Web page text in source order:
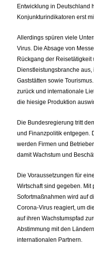
Entwicklung in Deutschland
Konjunkturindikatoren erst
Allerdings spüren viele
Virus. Die Absage von
Rückgang der Reisetätigkeit
Dienstleistungsbranche
Gaststätten sowie
zurück und internationale
die hiesige Produktion
Die Bundesregierung tritt
und Finanzpolitik entgegen.
werden Firmen und
damit Wachstum und
Die Voraussetzungen für
Wirtschaft sind gegeben.
Sofortmaßnahmen wird auf
Corona-Virus reagiert, um
auf ihren Wachstumspfad
Abstimmung mit den
internationalen Partnern.